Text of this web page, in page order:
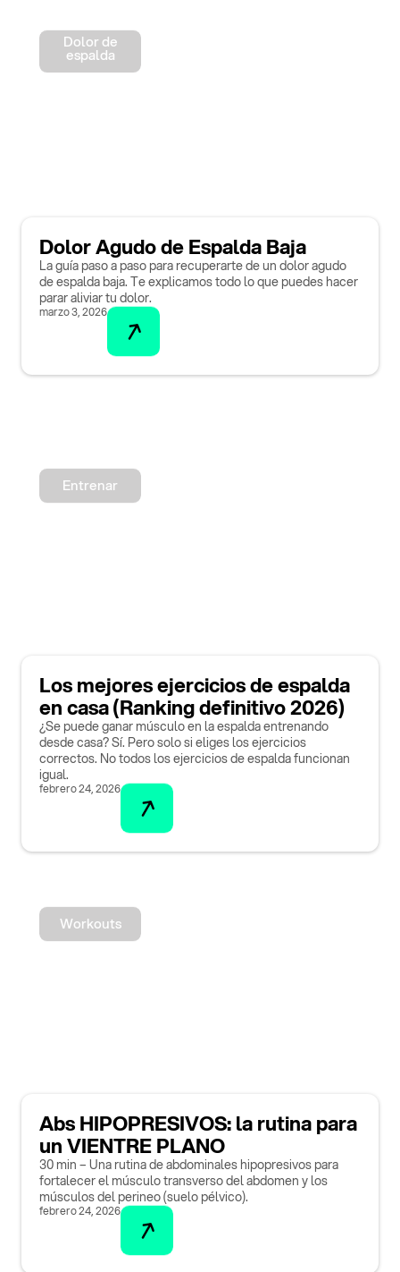
Dolor de
espalda
Dolor Agudo de Espalda Baja
La guía paso a paso para recuperarte de un dolor agudo
de espalda baja. Te explicamos todo lo que puedes hacer
parar aliviar tu dolor.
marzo 3, 2026
Entrenar
Los mejores ejercicios de espalda
en casa (Ranking definitivo 2026)
¿Se puede ganar músculo en la espalda entrenando
desde casa? Sí. Pero solo si eliges los ejercicios
correctos. No todos los ejercicios de espalda funcionan
igual.
febrero 24, 2026
Workouts
Abs HIPOPRESIVOS: la rutina para
un VIENTRE PLANO
30 min – Una rutina de abdominales hipopresivos para
fortalecer el músculo transverso del abdomen y los
músculos del perineo (suelo pélvico).
febrero 24, 2026